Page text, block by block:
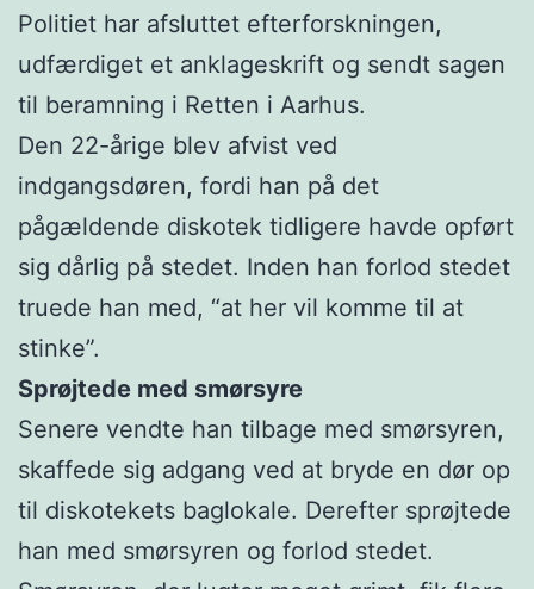
Politiet har afsluttet efterforskningen,
udfærdiget et anklageskrift og sendt sagen
til beramning i Retten i Aarhus.
Den 22-årige blev afvist ved
indgangsdøren, fordi han på det
pågældende diskotek tidligere havde opført
sig dårlig på stedet. Inden han forlod stedet
truede han med, “at her vil komme til at
stinke”.
Sprøjtede med smørsyre
Senere vendte han tilbage med smørsyren,
skaffede sig adgang ved at bryde en dør op
til diskotekets baglokale. Derefter sprøjtede
han med smørsyren og forlod stedet.